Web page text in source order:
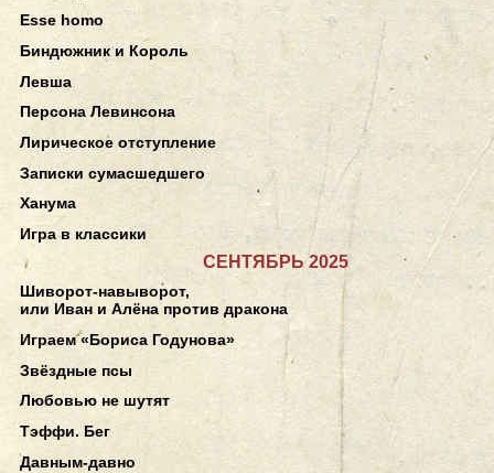
Esse homo
Биндюжник и Король
Левша
Персона Левинсона
Лирическое отступление
Записки сумасшедшего
Ханума
Игра в классики
СЕНТЯБРЬ 2025
Шиворот-навыворот,
или Иван и Алёна против дракона
Играем «Бориса Годунова»
Звёздные псы
Любовью не шутят
Тэффи. Бег
Давным-давно